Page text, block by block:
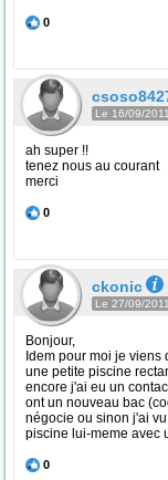
0
Le 16/09/
ah super !!
tenez nous au courant
merci
0
ckonic
Le 27/09/
Bonjour,
Idem pour moi je
une petite piscine
encore j'ai eu un
ont un nouveau bac
négocie ou sinon j'ai
piscine lui-meme avec
0